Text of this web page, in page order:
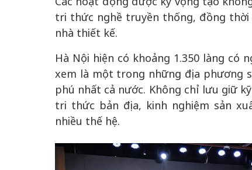
tri thức nghề truyền thống, đồng thời
nhà thiết kế.
Hà Nội hiện có khoảng 1.350 làng có
xem là một trong những địa phương
phú nhất cả nước. Không chỉ lưu giữ
tri thức bản địa, kinh nghiệm sản
nhiều thế hệ.